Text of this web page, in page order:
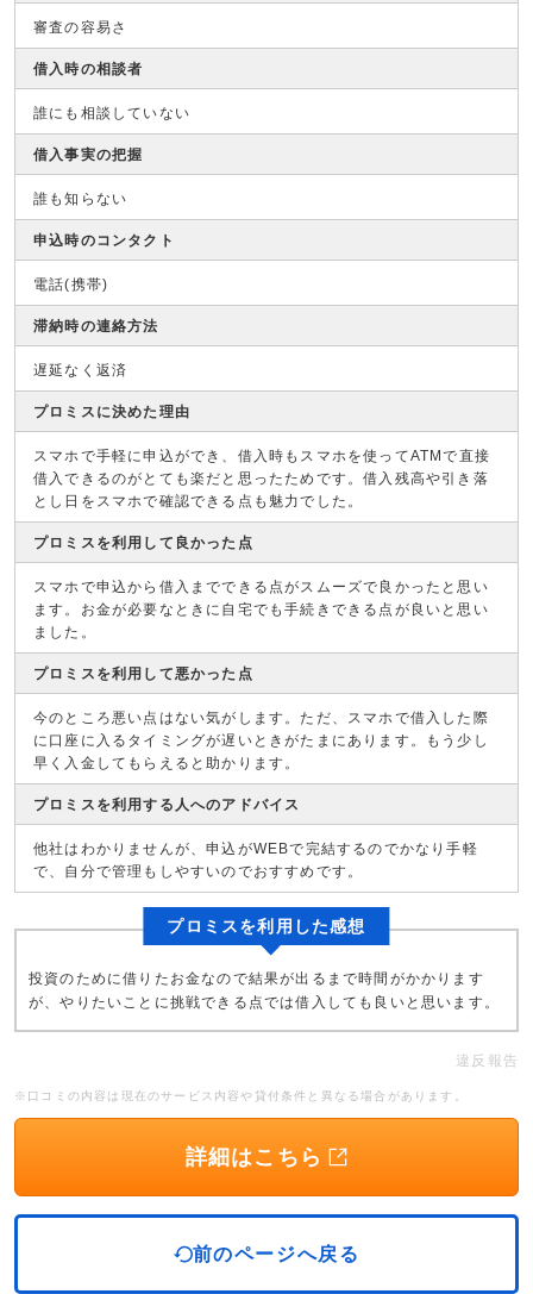
審査の容易さ
借入時の相談者
誰にも相談していない
借入事実の把握
誰も知らない
申込時のコンタクト
電話(携帯)
滞納時の連絡方法
遅延なく返済
プロミスに決めた理由
スマホで手軽に申込ができ、借入時もスマホを使ってATMで直接
借入できるのがとても楽だと思ったためです。借入残高や引き落
とし日をスマホで確認できる点も魅力でした。
プロミスを利用して良かった点
スマホで申込から借入までできる点がスムーズで良かったと思い
ます。お金が必要なときに自宅でも手続きできる点が良いと思い
ました。
プロミスを利用して悪かった点
今のところ悪い点はない気がします。ただ、スマホで借入した際
に口座に入るタイミングが遅いときがたまにあります。もう少し
早く入金してもらえると助かります。
プロミスを利用する人へのアドバイス
他社はわかりませんが、申込がWEBで完結するのでかなり手軽
で、自分で管理もしやすいのでおすすめです。
プロミスを利用した感想
投資のために借りたお金なので結果が出るまで時間がかかります
が、やりたいことに挑戦できる点では借入しても良いと思います。
違反報告
※口コミの内容は現在のサービス内容や貸付条件と異なる場合があります。
詳細はこちら
前のページへ戻る